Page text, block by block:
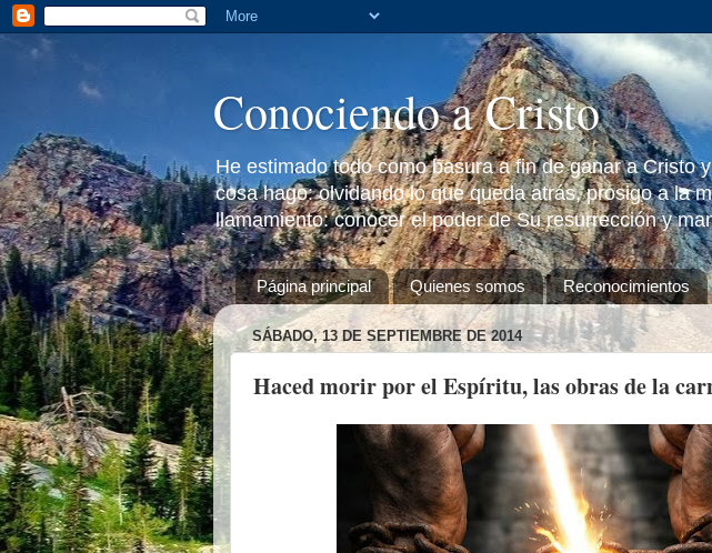
Conociendo a Cristo
He estimado todo como basura a fin de ganar a Cristo
cosa hago: olvidando lo que queda atrás, prosigo a la
llamamiento: conocer el poder de Su resurrección y
Página principal Quienes somos Reconocimientos
SÁBADO, 13 DE SEPTIEMBRE DE 2014
Haced morir por el Espíritu, las obras de la